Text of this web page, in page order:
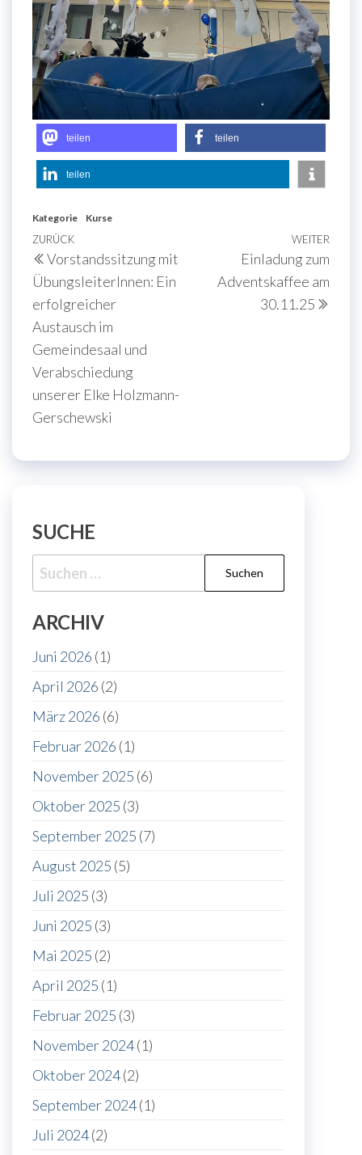
teilen teilen
teilen
Kategorie Kurse
Beitragsnavigation
Vorheriger
Beitrag
ZURÜCK
Vorstandssitzung mit
ÜbungsleiterInnen: Ein
erfolgreicher
Austausch im
Gemeindesaal und
Verabschiedung
unserer Elke Holzmann-
Gerschewski
WEITER
Einladung zum
Adventskaffee am
30.11.25
SUCHE
Suche
nach:
ARCHIV
Juni 2026 (1)
April 2026 (2)
März 2026 (6)
Februar 2026 (1)
November 2025 (6)
Oktober 2025 (3)
September 2025 (7)
August 2025 (5)
Juli 2025 (3)
Juni 2025 (3)
Mai 2025 (2)
April 2025 (1)
Februar 2025 (3)
November 2024(1)
Oktober 2024(2)
September 2024(1)
Juli 2024(2)